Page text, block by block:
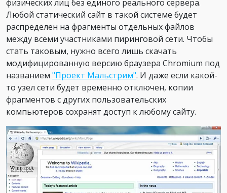
физических лиц без единого реального сервера.
Любой статический сайт в такой системе будет
распределен на фрагменты отдельных файлов
между всеми участниками пиринговой сети. Чтобы
стать таковым, нужно всего лишь скачать
модифицированную версию браузера Chromium под
названием "Проект Мальстрим". И даже если какой-
то узел сети будет временно отключен, копии
фрагментов с других пользовательских
компьютеров сохранят доступ к любому сайту.